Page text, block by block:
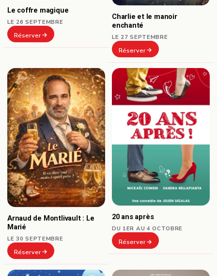
Le coffre magique
LE 26 SEPTEMBRE
Réserver
Charlie et le manoir
enchanté
LE 27 SEPTEMBRE
Réserver
Arnaud de Montlivault : Le
Marié
LE 30 SEPTEMBRE
Réserver
20 ans après
DU 1ER AU 4 OCTOBRE
Réserver